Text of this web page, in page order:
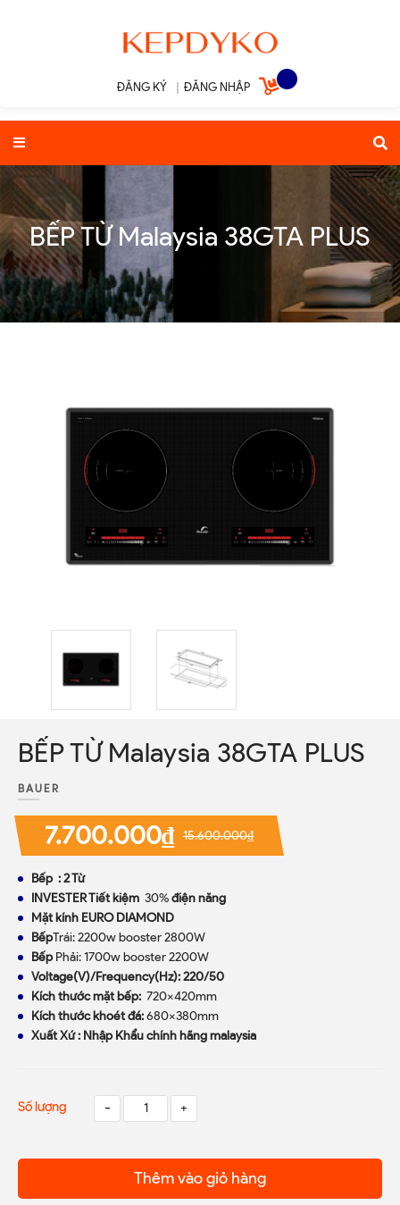
ĐĂNG KÝ ĐĂNG NHẬP
BẾP TỪ Malaysia 38GTA PLUS
BẾP TỪ Malaysia 38GTA PLUS
BAUER
7.700.000₫ 15.600.000₫
Bếp : 2 Từ
INVESTER Tiết kiệm 30%điện năng
Mặt kính EURO DIAMOND
BếpTrái: 2200w booster 2800W
BếpPhải: 1700w booster 2200W
Voltage(V)/Frequency(Hz): 220/50
Kích thước mặt bếp: 720x420mm
Kích thước khoét đá:680x380mm
Xuất Xứ : Nhập Khẩu chính hãng malaysia
Số lượng - +
Thêm vào giỏ hàng